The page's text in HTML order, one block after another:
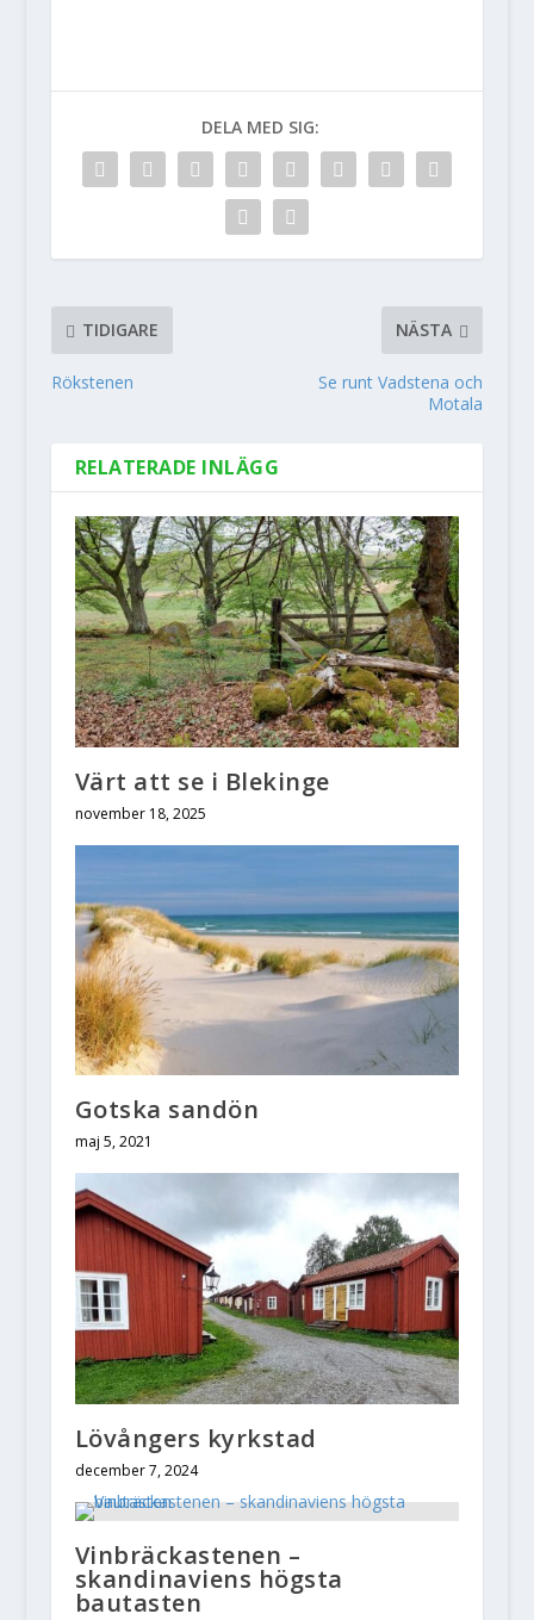
DELA MED SIG:
TIDIGARE
Rökstenen
NÄSTA
Se runt Vadstena och
Motala
RELATERADE INLÄGG
Värt att se i Blekinge
november 18, 2025
Gotska sandön
maj 5, 2021
Lövångers kyrkstad
december 7, 2024
Vinbräckastenen –
skandinaviens högsta
bautasten